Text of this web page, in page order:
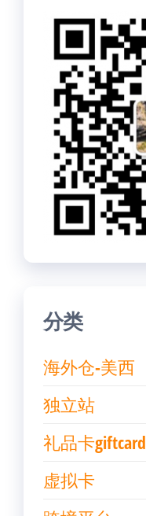
分类
海外仓-美西
独立站
礼品卡giftcard
虚拟卡